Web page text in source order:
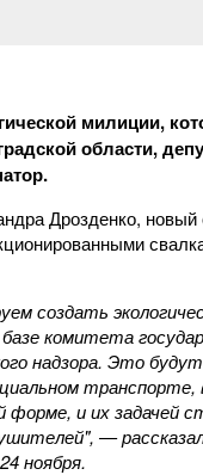
милиции,
области,
Дрозденко, новый
создать
комитета
надзора. Это
транспорте,
форме, и их задачей
—
ноября.